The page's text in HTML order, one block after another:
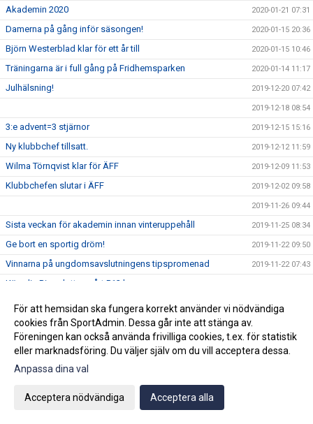
Akademin 2020 2020-01-21 07:31
Damerna på gång inför säsongen! 2020-01-15 20:36
Björn Westerblad klar för ett år till 2020-01-15 10:46
Träningarna är i full gång på Fridhemsparken 2020-01-14 11:17
Julhälsning! 2019-12-20 07:42
2019-12-18 08:54
3:e advent=3 stjärnor 2019-12-15 15:16
Ny klubbchef tillsatt. 2019-12-12 11:59
Wilma Törnqvist klar för ÄFF 2019-12-09 11:53
Klubbchefen slutar i ÄFF 2019-12-02 09:58
2019-11-26 09:44
Sista veckan för akademin innan vinteruppehåll 2019-11-25 08:34
Ge bort en sportig dröm! 2019-11-22 09:50
Vinnarna på ungdomsavslutningens tipspromenad 2019-11-22 07:43
Köp din Bingolott av vårt P13 lag
KL 11:00
2019-10-30 09:04
2019-10-19 10:02
Vi välkomnar Mikael " Ragge" Ragvald till ÄFF 2019-08-28 11:46
F17 FÖR- EM Spanien - Sverige
Sommarproffsläger 2019
För att hemsidan ska fungera korrekt använder vi nödvändiga
cookies från SportAdmin. Dessa går inte att stänga av.
Föreningen kan också använda frivilliga cookies, t.ex. för statistik
eller marknadsföring. Du väljer själv om du vill acceptera dessa.
Anpassa dina val
Acceptera nödvändiga Acceptera alla